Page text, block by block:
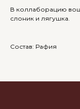
В коллаборацию
слоник и лягушка.
Состав: Рафия